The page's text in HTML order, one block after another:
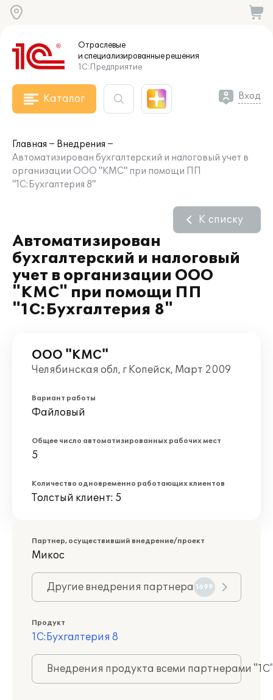
Отраслевые
и специализированныерешения
1С:Предприятие
Каталог Вход
Главная
Внедрения
Автоматизирован бухгалтерский и налоговый учет в
организации ООО "КМС" при помощи ПП
"1С:Бухгалтерия 8"
Автоматизирован
бухгалтерский и налоговый
учет в организации ООО
"КМС" при помощи ПП
"1С:Бухгалтерия 8"
К списку
ООО "КМС"
Челябинская обл, г Копейск, Март 2009
Вариант работы
Файловый
Общее число автоматизированных рабочих мест
5
Количество одновременно работающих клиентов
Толстый клиент: 5
Партнер, осуществивший внедрение/проект
Микос
Другие внедрения партнера 1699
Продукт
1С:Бухгалтерия 8
Внедрения продукта всеми партнерами